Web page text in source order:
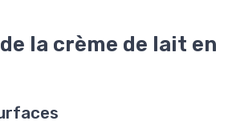
la crème de lait en